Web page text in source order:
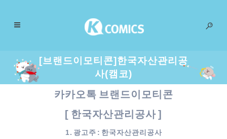
[브랜드이모티콘]한국자산관리공
사(캠코)
카카오톡 브랜드이모티콘
[ 한국자산관리공사 ]
1. 광고주 : 한국자산관리공사